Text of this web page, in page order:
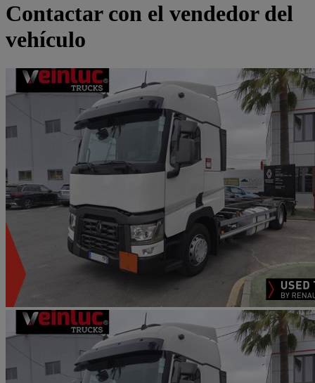
Contactar con el vendedor del
vehículo